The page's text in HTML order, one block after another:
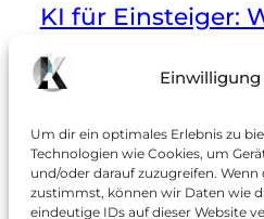
Um dir ein optimales Erlebnis zu
Technologien wie Cookies, um
und/oder darauf zuzugreifen. Wenn
zustimmst, können wir Daten wie
eindeutige IDs auf dieser Website
KI für Einsteiger:
nicht
Mustererkennung und die
öffentlichen Diskurs wird
eine allwissende, fast